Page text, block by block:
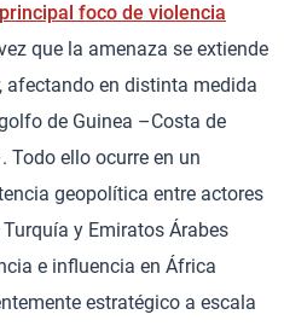
principal foco de violencia
que la amenaza se extiende
afectando en distinta medida
de Guinea –Costa de
Todo ello ocurre en un
geopolítica entre actores
y Emiratos Árabes
e influencia en África
estratégico a escala